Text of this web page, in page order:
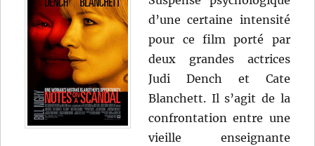
d’une certaine intensité
pour ce film porté par
deux grandes actrices
Judi Dench et Cate
Blanchett. Il s’agit de la
confrontation entre une
vieille enseignante